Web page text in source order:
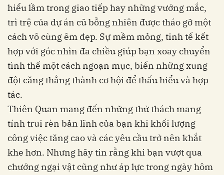
hiểu lầm trong giao tiếp hay những vướng mắc,
trì trệ của dự án cũ bỗng nhiên được tháo gỡ một
cách vô cùng êm đẹp. Sự mềm mỏng, tinh tế kết
hợp với góc nhìn đa chiều giúp bạn xoay chuyển
tình thế một cách ngoạn mục, biến những xung
đột căng thẳng thành cơ hội để thấu hiểu và hợp
tác.
Thiên Quan mang đến những thử thách mang
tính trui rèn bản lĩnh của bạn khi khối lượng
công việc tăng cao và các yêu cầu trở nên khắt
khe hơn. Nhưng hãy tin rằng khi bạn vượt qua
chướng ngại vật cũng như áp lực trong ngày hôm